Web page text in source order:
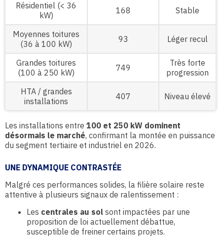
Résidentiel (< 36
kW)
168 Stable
Moyennes toitures
(36 à 100 kW)
93 Léger recul
Grandes toitures
(100 à 250 kW)
749
Très forte
progression
HTA / grandes
installations
407 Niveau élevé
Les installations entre 100 et 250 kW dominent
désormais le marché, confirmant la montée en puissance
du segment tertiaire et industriel en 2026.
UNE DYNAMIQUE CONTRASTÉE
Malgré ces performances solides, la filière solaire reste
attentive à plusieurs signaux de ralentissement :
Les centrales au sol sont impactées par une
proposition de loi actuellement débattue,
susceptible de freiner certains projets.